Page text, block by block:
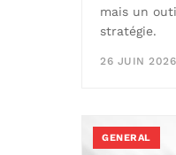
mais un
stratégie.
26 JUIN 2026
GENERAL